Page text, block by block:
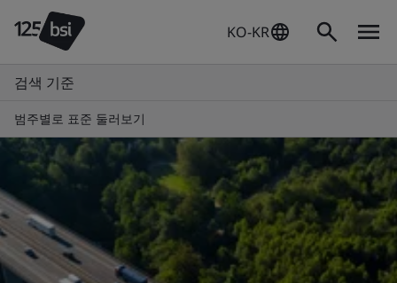
KO-KR
검색 기준
범주별로 표준 둘러보기